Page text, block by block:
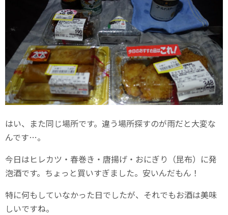
はい、また同じ場所です。違う場所探すのが雨だと大変な
んです…。
今日はヒレカツ・春巻き・唐揚げ・おにぎり（昆布）に発
泡酒です。ちょっと買いすぎました。安いんだもん！
特に何もしていなかった日でしたが、それでもお酒は美味
しいですね。